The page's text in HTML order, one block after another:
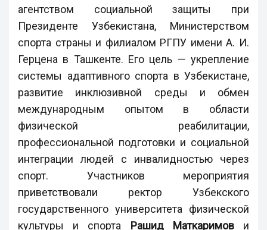
агентством социальной защиты при
Президенте Узбекистана, Министерством
спорта страны и филиалом РГПУ имени А. И.
Герцена в Ташкенте. Его цель — укрепление
системы адаптивного спорта в Узбекистане,
развитие инклюзивной среды и обмен
международным опытом в области
физической реабилитации,
профессиональной подготовки и социальной
интеграции людей с инвалидностью через
спорт. Участников мероприятия
приветствовали ректор Узбекского
государственного университета физической
культуры и спорта Рашид Маткаримови